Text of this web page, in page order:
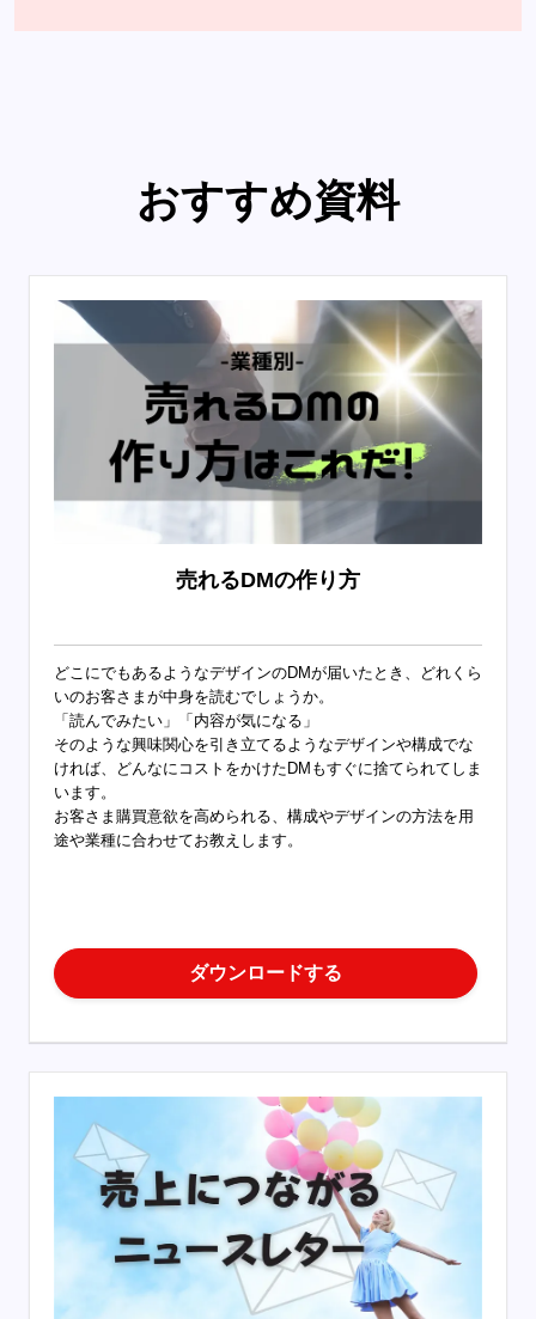
おすすめ資料
売れるDMの作り方
どこにでもあるようなデザインのDMが届いたとき、どれくら
いのお客さまが中身を読むでしょうか。
「読んでみたい」「内容が気になる」
そのような興味関心を引き立てるようなデザインや構成でな
ければ、どんなにコストをかけたDMもすぐに捨てられてしま
います。
お客さま購買意欲を高められる、構成やデザインの方法を用
途や業種に合わせてお教えします。
ダウンロードする